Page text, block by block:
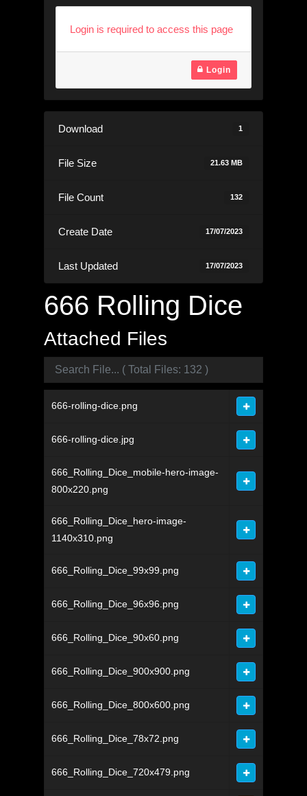
Login is required to access this page
Login
Download 1
File Size 21.63 MB
File Count 132
Create Date 17/07/2023
Last Updated 17/07/2023
666 Rolling Dice
Attached Files
666-rolling-dice.png
666-rolling-dice.jpg
666_Rolling_Dice_mobile-hero-image-
800x220.png
666_Rolling_Dice_hero-image-
1140x310.png
666_Rolling_Dice_99x99.png
666_Rolling_Dice_96x96.png
666_Rolling_Dice_90x60.png
666_Rolling_Dice_900x900.png
666_Rolling_Dice_800x600.png
666_Rolling_Dice_78x72.png
666_Rolling_Dice_720x479.png